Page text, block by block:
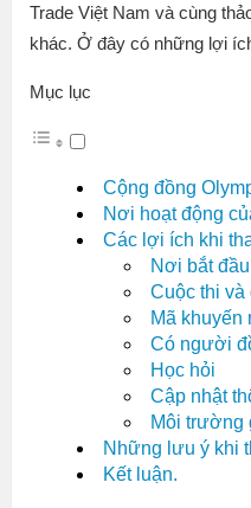
Trade Việt Nam và cùng
khác. Ở đây có những lợi
Mục lục
Cộng đồng
Nơi hoạt động
Các lợi ích khi
Nơi bắt
Cuộc thi
Mã khuyến
Có người
Học hỏi
Cập nhật
Môi trường
Những lưu ý khi
Kết luận.